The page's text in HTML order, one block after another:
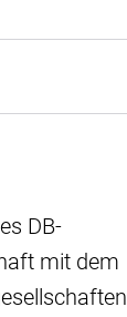
DB-
mit dem